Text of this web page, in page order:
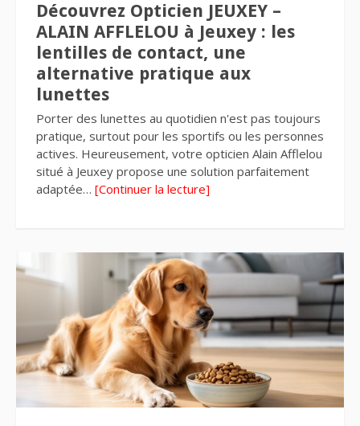
Découvrez Opticien JEUXEY –
ALAIN AFFLELOU à Jeuxey : les
lentilles de contact, une
alternative pratique aux
lunettes
Porter des lunettes au quotidien n'est pas toujours
pratique, surtout pour les sportifs ou les personnes
actives. Heureusement, votre opticien Alain Afflelou
situé à Jeuxey propose une solution parfaitement
adaptée… [Continuer la lecture]